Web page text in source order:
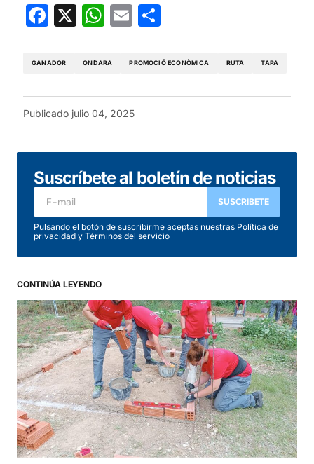
Facebook
X WhatsApp
Email
GANADOR ONDARA PROMOCIÓ ECONÒMICA RUTA TAPA
Publicado julio 04, 2025
Suscríbete al boletín de noticias
SUSCRIBETE
Pulsando el botón de suscribirme aceptas nuestras Política de
privacidad y Términos del servicio
CONTINÚA LEYENDO